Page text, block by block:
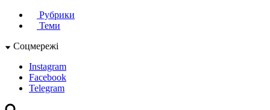
Рубрики
Теми
Соцмережі
Instagram
Facebook
Telegram